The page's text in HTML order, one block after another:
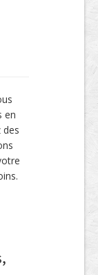
en